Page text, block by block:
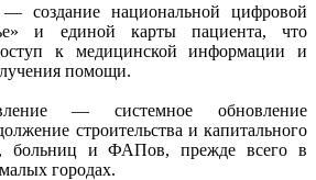
создание национальной цифровой
и единой карты пациента, что
к медицинской информации и
помощи.
— системное обновление
строительства и капитального
больниц и ФАПов, прежде всего в
городах.